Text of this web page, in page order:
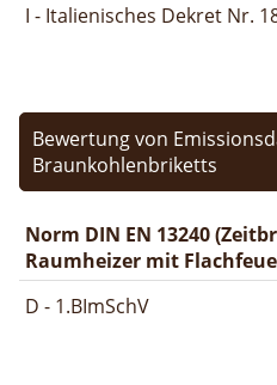
I - Italienisches Dekret Nr.
Bewertung von
Braunkohlenbriketts
Norm DIN EN 13240
Raumheizer mit
D - 1.BImSchV